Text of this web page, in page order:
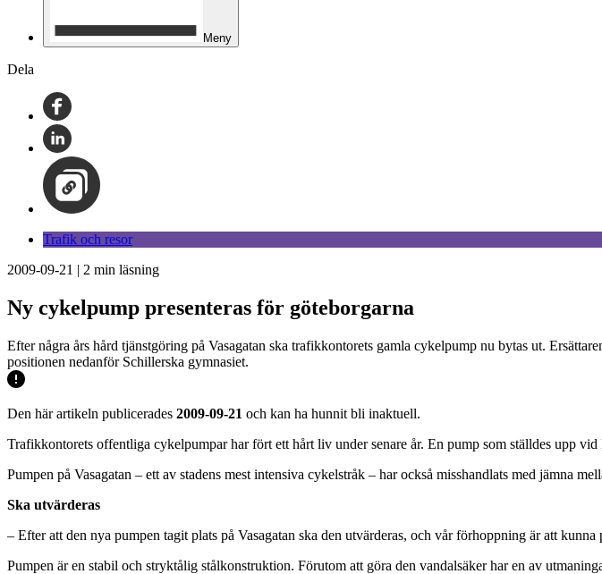
Meny
Dela
Trafik och resor
2009-09-21 | 2 min läsning
Ny cykelpump presenteras för göteborgarna
Efter några års hård tjänstgöring på Vasagatan ska trafikkontorets gamla cykelpump nu bytas ut.
positionen nedanför Schillerska gymnasiet.
Den här artikeln publicerades 2009-09-21 och kan ha hunnit bli inaktuell.
Trafikkontorets offentliga cykelpumpar har fört ett hårt liv under senare år. En pump som ställdes upp
Pumpen på Vasagatan – ett av stadens mest intensiva cykelstråk – har också misshandlats med jämna
Ska utvärderas
– Efter att den nya pumpen tagit plats på Vasagatan ska den utvärderas, och vår förhoppning är att
Pumpen är en stabil och stryktålig stålkonstruktion. Förutom att göra den vandalsäker har en av